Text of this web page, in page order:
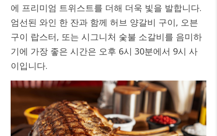
에 프리미엄 트위스트를 더해 더욱 빛을 발합니다.
엄선된 와인 한 잔과 함께 허브 양갈비 구이, 오븐
구이 랍스터, 또는 시그니처 숯불 소갈비를 음미하
기에 가장 좋은 시간은 오후 6시 30분에서 9시 사
이입니다.